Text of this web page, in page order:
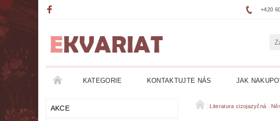
+420
KATEGORIE KONTAKTUJTE NÁS JAK
AKCE AUTO-MOTO, DOPRAVA LETECKÁ, LODNÍ, ŽELEZNICE
AKCE Literatura cizojazyčná